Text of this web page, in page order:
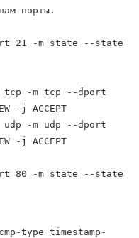
порты.
21 -m state --state
-m tcp --dport
-j ACCEPT
-m udp --dport
-j ACCEPT
80 -m state --state
type timestamp-